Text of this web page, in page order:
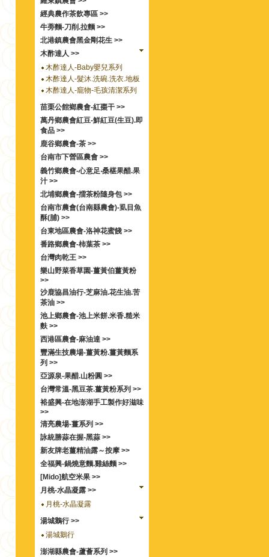
經典農作茶飲專區 >>
牛蒡麵-刀削.拉麵 >>
北港鎮農會黑金剛花生 >>
木酢達人 >>
木酢達人-Baby嬰兒系列
木酢達人-髮沐.洗碗.洗衣.地板
木酢達人-竉物-毛孩清潔系列
苗栗公館鄉農會-紅棗干 >>
萬丹鄉農會紅豆-鮮紅豆(生豆).即
食品 >>
鹿谷鄉農會-茶 >>
台南市下營區農會 >>
義竹鄉農會-心意足‧桑椹果醋.果
汁 >>
北埔鄉農會-擂茶粉隨身包 >>
台南市農會(台南縣農會)-虱目魚
酥(脯) >>
台東地區農會-洛神花蜜餞 >>
番路鄉農會-柿葉茶 >>
台灣肉乾王 >>
樂山野菜香草園-薑黃伯薑黃粉
>>
沙鹿協昌油行-芝麻油.花生油.苦
茶油 >>
池上鄉農會-池上米餅.米香.糙米
麩 >>
西港區農會-麻油達 >>
豐滿生技農場-薑黃粉.薑黃麵系
列 >>
亞源泉-果醋.山粉圓 >>
台灣常溫-黑豆茶.薑黃粉系列 >>
裕盛興-在地澎湖手工製作好滋味
>>
清亮農場-薑系列 >>
詠統勝蒜在握-黑蒜 >>
新友牌老薑精油露～按摩 >>
全福興-鍋燒意麵.雞絲麵 >>
[Mido]航空米果 >>
月桃-水晶凝露 >>
月桃-水晶凝露
湯城鵝行 >>
湯城鵝行
澎湖縣農會-蘆薈系列 >>